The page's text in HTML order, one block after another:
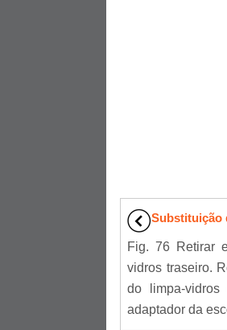
Substituição
Fig. 76 Retirar
vidros traseiro.
do limpa-
adaptador da